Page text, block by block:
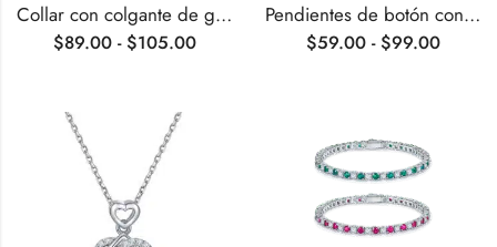
Collar con colgante de gema sintética en forma de pera con engaste tipo halo
$89.00 - $105.00
Pendientes de botón con gema sintética tallada en forma de corazón.
$59.00 - $99.00